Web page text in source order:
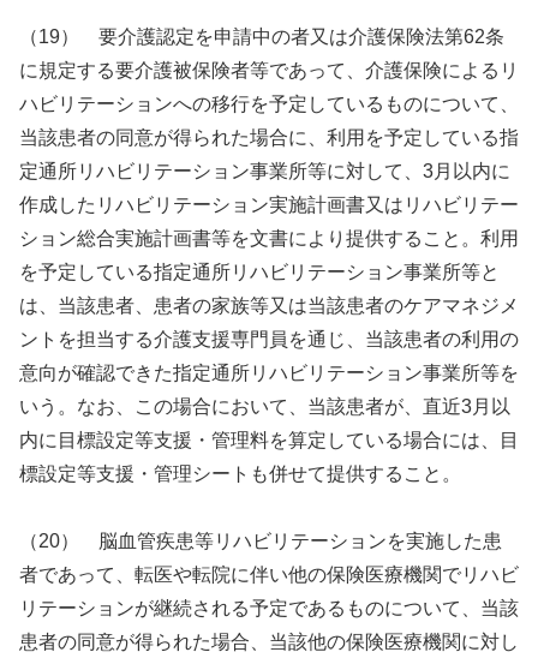
（19） 要介護認定を申請中の者又は介護保険法第62条
に規定する要介護被保険者等であって、介護保険によるリ
ハビリテーションへの移行を予定しているものについて、
当該患者の同意が得られた場合に、利用を予定している指
定通所リハビリテーション事業所等に対して、3月以内に
作成したリハビリテーション実施計画書又はリハビリテー
ション総合実施計画書等を文書により提供すること。利用
を予定している指定通所リハビリテーション事業所等と
は、当該患者、患者の家族等又は当該患者のケアマネジメ
ントを担当する介護支援専門員を通じ、当該患者の利用の
意向が確認できた指定通所リハビリテーション事業所等を
いう。なお、この場合において、当該患者が、直近3月以
内に目標設定等支援・管理料を算定している場合には、目
標設定等支援・管理シートも併せて提供すること。
（20） 脳血管疾患等リハビリテーションを実施した患
者であって、転医や転院に伴い他の保険医療機関でリハビ
リテーションが継続される予定であるものについて、当該
患者の同意が得られた場合、当該他の保険医療機関に対し